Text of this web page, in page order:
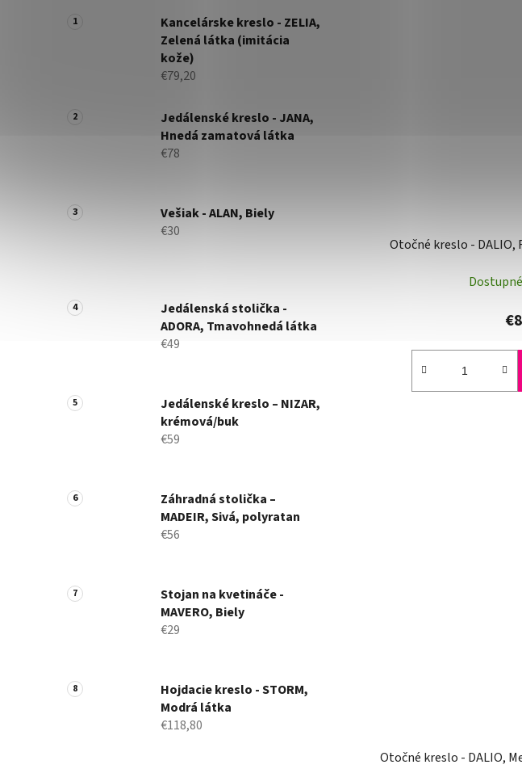
Kancelárske kreslo - ZELIA,
Zelená látka (imitácia
kože)
€79,20
Jedálenské kreslo - JANA,
Hnedá zamatová látka
€78
Vešiak - ALAN, Biely
€30
Jedálenská stolička -
ADORA, Tmavohnedá látka
€49
Jedálenské kreslo – NIZAR,
krémová/buk
€59
Záhradná stolička –
MADEIR, Sivá, polyratan
€56
Stojan na kvetináče -
MAVERO, Biely
€29
Hojdacie kreslo - STORM,
Modrá látka
€118,80
Otočné kreslo -
Dostupné
Otočné kreslo - DALIO,